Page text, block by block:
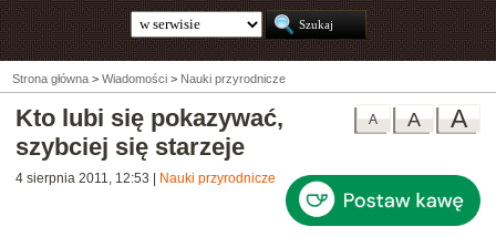
Strona główna > Wiadomości > Nauki przyrodnicze
A
A
A
Kto lubi się pokazywać,
szybciej się starzeje
4 sierpnia 2011, 12:53 Nauki przyrodnicze